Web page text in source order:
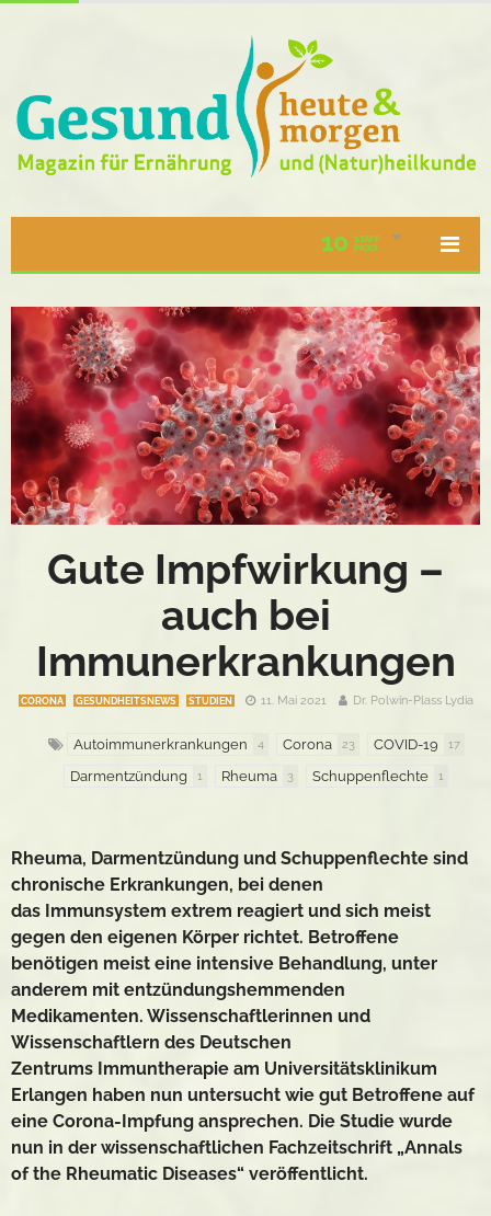
10 STAFF
PICKS
Gute Impfwirkung –
auch bei
Immunerkrankungen
CORONA GESUNDHEITSNEWS STUDIEN 11. Mai 2021 Dr. Polwin-Plass Lydia
Autoimmunerkrankungen 4 Corona 23 COVID-19 17
Darmentzündung 1 Rheuma 3 Schuppenflechte 1
Rheuma, Darmentzündung und Schuppenflechte sind
chronische Erkrankungen, bei denen
das Immunsystem extrem reagiert und sich meist
gegen den eigenen Körper richtet. Betroffene
benötigen meist eine intensive Behandlung, unter
anderem mit entzündungshemmenden
Medikamenten. Wissenschaftlerinnen und
Wissenschaftlern des Deutschen
Zentrums Immuntherapie am Universitätsklinikum
Erlangen haben nun untersucht wie gut Betroffene auf
eine Corona-Impfung ansprechen. Die Studie wurde
nun in der wissenschaftlichen Fachzeitschrift „Annals
of the Rheumatic Diseases“ veröffentlicht.